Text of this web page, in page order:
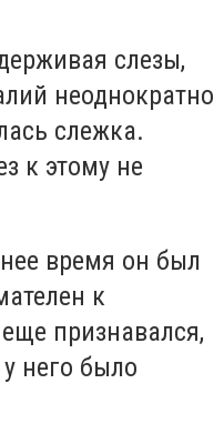
слезы,
неоднократно
слежка.
к этому не
время он был
к
признавался,
него было